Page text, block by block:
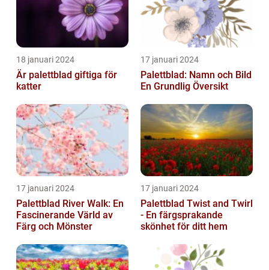
18 januari 2024
Är palettblad giftiga för
katter
17 januari 2024
Palettblad: Namn och Bild
En Grundlig Översikt
17 januari 2024
Palettblad River Walk: En
Fascinerande Värld av
Färg och Mönster
17 januari 2024
Palettblad Twist and Twirl
- En färgsprakande
skönhet för ditt hem